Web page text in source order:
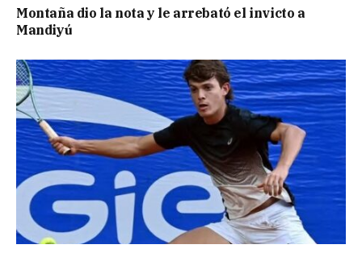
Montaña dio la nota y le arrebató el invicto a
Mandiyú